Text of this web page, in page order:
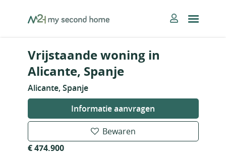
MySecondHome
Vrijstaande woning in
Alicante, Spanje
Alicante, Spanje
Informatie aanvragen
Bewaren
€ 474.900